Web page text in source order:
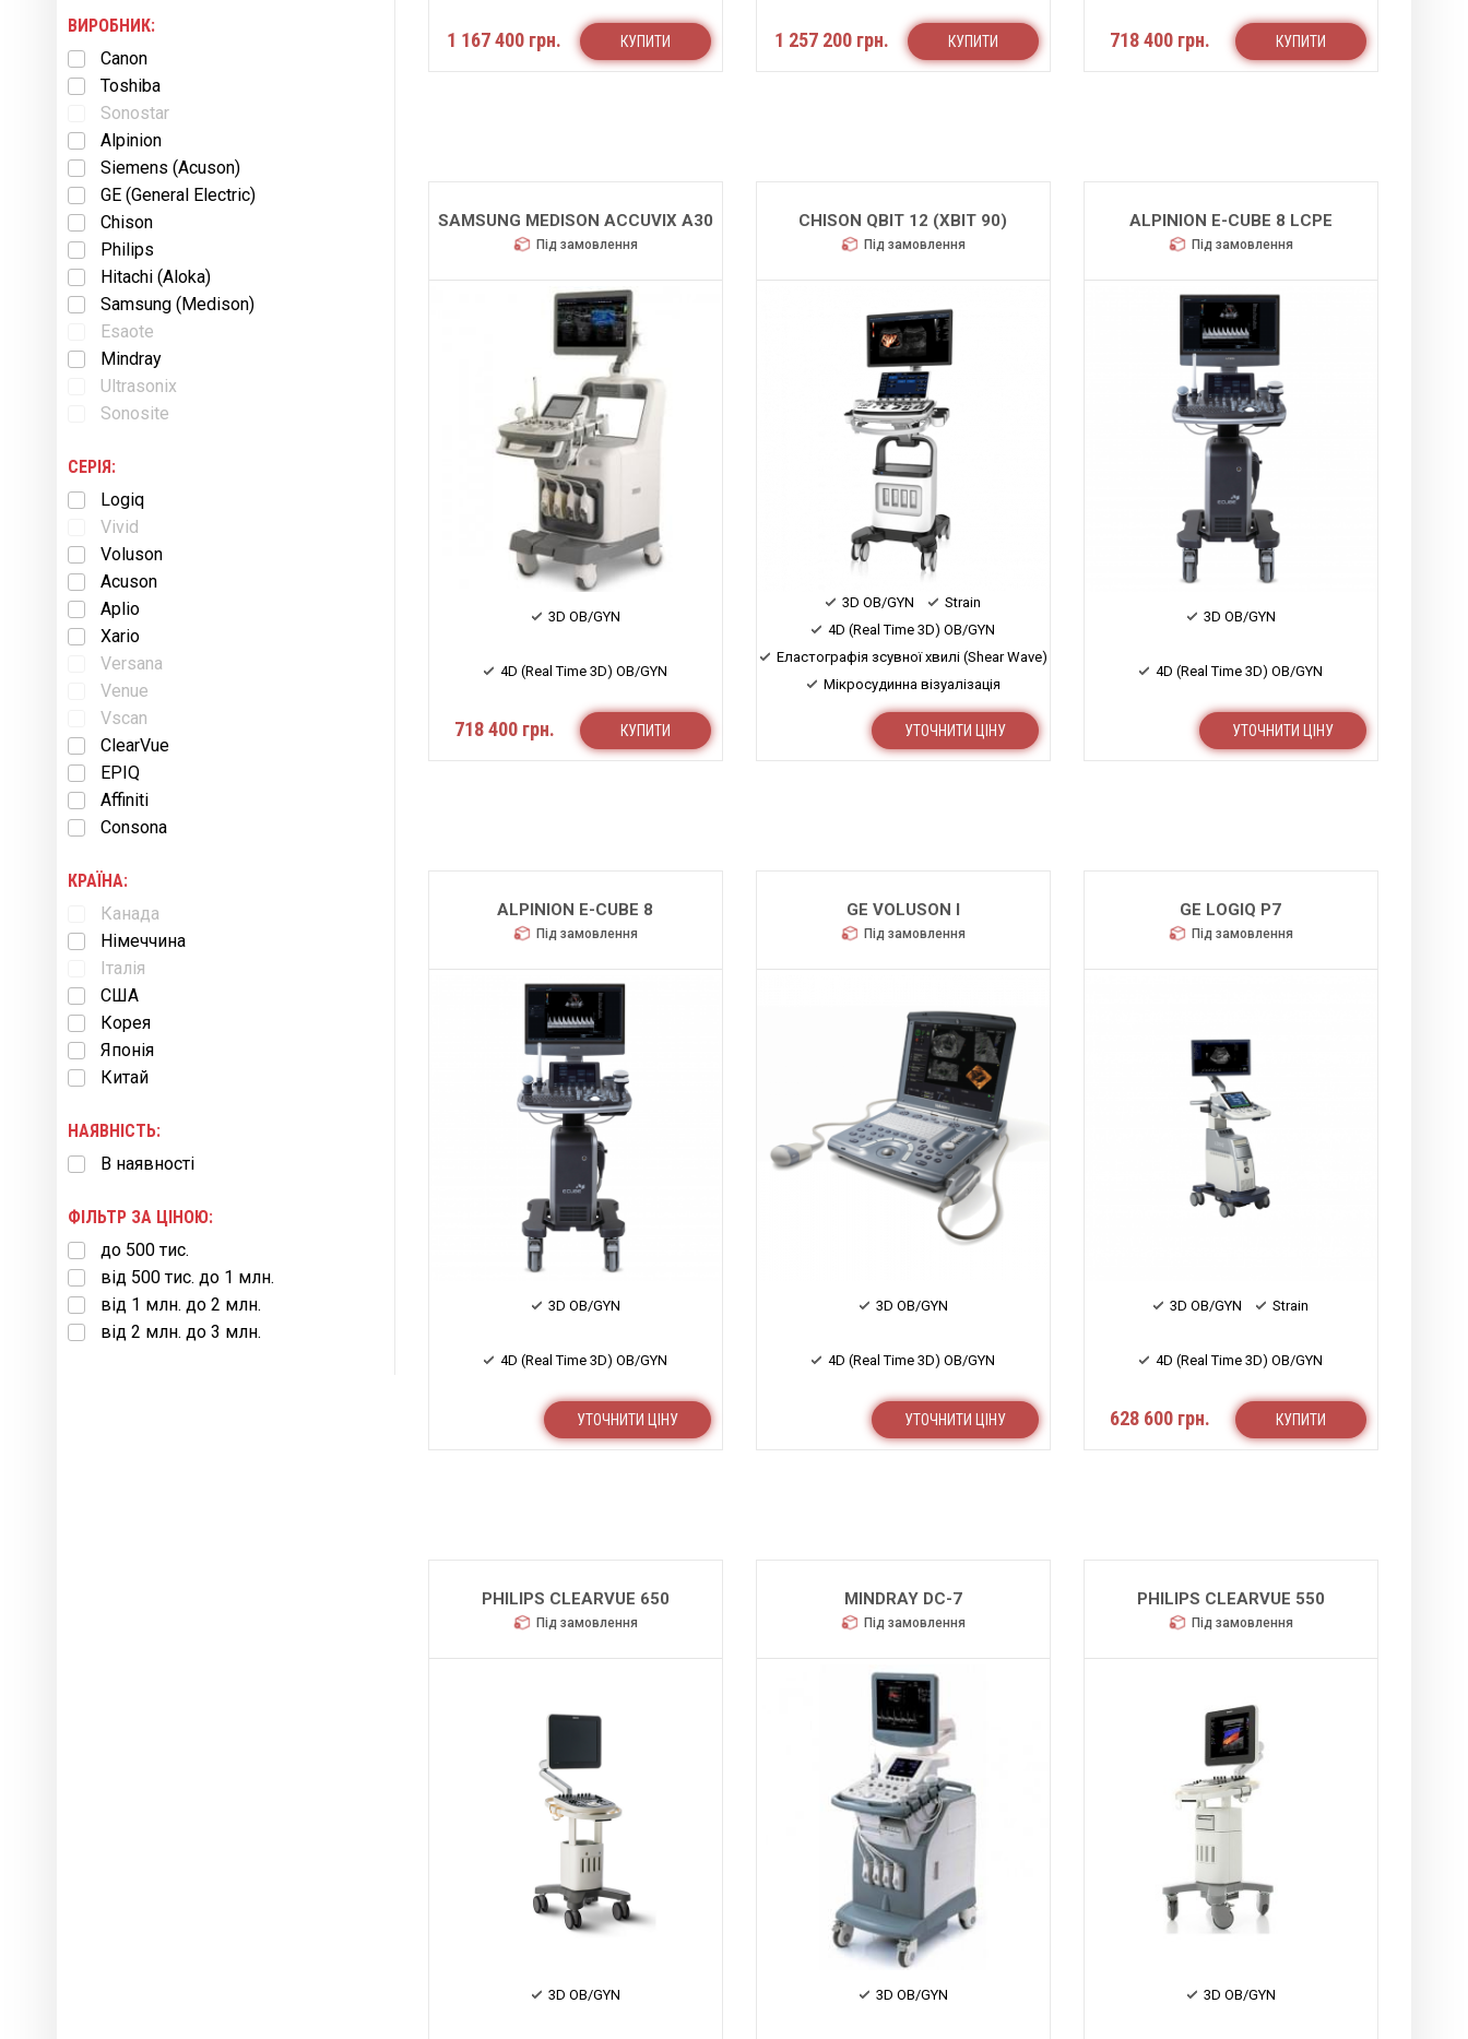
ВИРОБНИК:
Canon
Toshiba
Sonostar
Alpinion
Siemens (Acuson)
GE (General Electric)
Chison
Philips
Hitachi (Aloka)
Samsung (Medison)
Esaote
Mindray
Ultrasonix
Sonosite
СЕРІЯ:
Logiq
Vivid
Voluson
Acuson
Aplio
Xario
Versana
Venue
Vscan
ClearVue
EPIQ
Affiniti
Consona
КРАЇНА:
Канада
Німеччина
Італія
США
Корея
Японія
Китай
НАЯВНІСТЬ:
В наявності
ФІЛЬТР ЗА ЦІНОЮ:
до 500 тис.
від 500 тис. до 1 млн.
від 1 млн. до 2 млн.
від 2 млн. до 3 млн.
1 167 400 грн. КУПИТИ 1 257 200 грн. КУПИТИ 718 400 грн. КУПИТИ
SAMSUNG MEDISON ACCUVIX A30
Під замовлення
3D OB/GYN
4D (Real Time 3D) OB/GYN
718 400 грн. КУПИТИ
CHISON QBIT 12 (XBIT 90)
Під замовлення
3D OB/GYN
Strain
4D (Real Time 3D) OB/GYN
Еластографія зсувної хвилі (Shear Wave)
Мікросудинна візуалізація
УТОЧНИТИ ЦІНУ
ALPINION E-CUBE 8 LCPE
Під замовлення
3D OB/GYN
4D (Real Time 3D) OB/GYN
УТОЧНИТИ ЦІНУ
ALPINION E-CUBE 8
Під замовлення
3D OB/GYN
4D (Real Time 3D) OB/GYN
УТОЧНИТИ ЦІНУ
GE VOLUSON I
Під замовлення
3D OB/GYN
4D (Real Time 3D) OB/GYN
УТОЧНИТИ ЦІНУ
GE LOGIQ P7
Під замовлення
3D OB/GYN Strain
4D (Real Time 3D) OB/GYN
628 600 грн. КУПИТИ
PHILIPS CLEARVUE 650
Під замовлення
3D OB/GYN
MINDRAY DC-7
Під замовлення
3D OB/GYN
PHILIPS CLEARVUE 550
Під замовлення
3D OB/GYN